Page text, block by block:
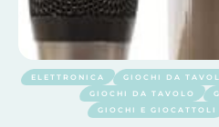
ELETTRONICA
GIOCHI DA
GIOCHI DA TAVOLO
GIOCHI E GIOCATTOLI